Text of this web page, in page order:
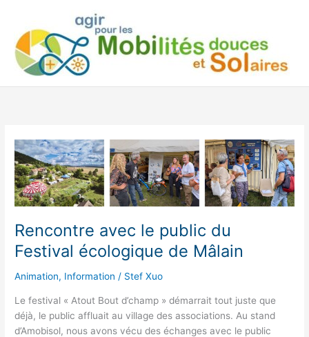
contenu
Rencontre avec le public du
Festival écologique de Mâlain
Animation, Information / Stef Xuo
Le festival « Atout Bout d’champ » démarrait tout juste que
déjà, le public affluait au village des associations. Au stand
d’Amobisol, nous avons vécu des échanges avec le public